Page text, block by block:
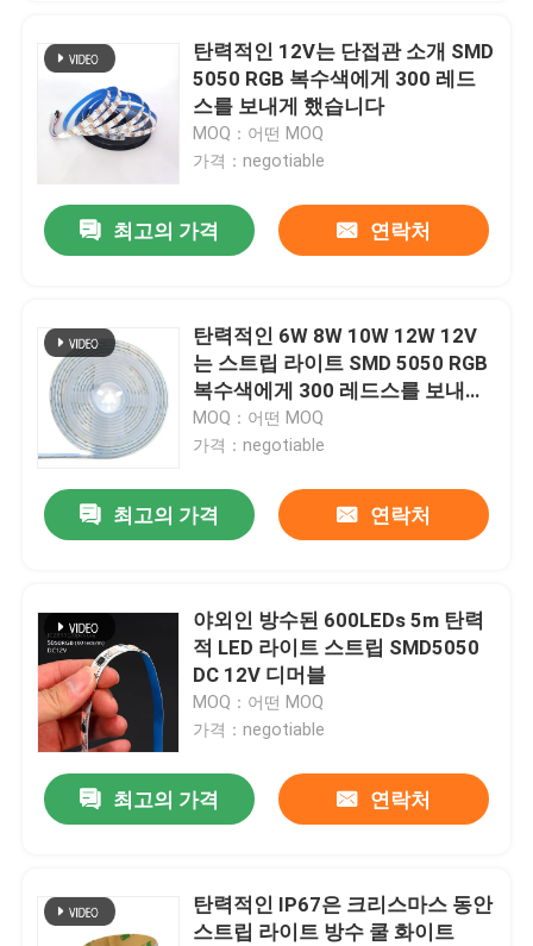
탄력적인 12V는 단접관 소개 SMD
5050 RGB 복수색에게 300 레드
스를 보내게 했습니다
MOQ：어떤 MOQ
가격：negotiable
최고의 가격 연락처
탄력적인 6W 8W 10W 12W 12V
는 스트립 라이트 SMD 5050 RGB
복수색에게 300 레드스를 보내게
했습니다
MOQ：어떤 MOQ
가격：negotiable
최고의 가격 연락처
야외인 방수된 600LEDs 5m 탄력
적 LED 라이트 스트립 SMD5050
DC 12V 디머블
MOQ：어떤 MOQ
가격：negotiable
최고의 가격 연락처
탄력적인 IP67은 크리스마스 동안
스트립 라이트 방수 쿨 화이트